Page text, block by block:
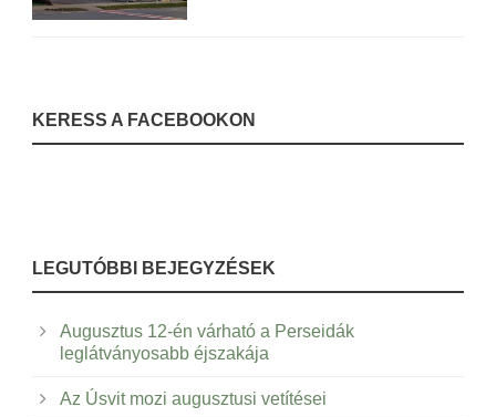
KERESS A FACEBOOKON
LEGUTÓBBI BEJEGYZÉSEK
Augusztus 12-én várható a Perseidák
leglátványosabb éjszakája
Az Úsvit mozi augusztusi vetítései